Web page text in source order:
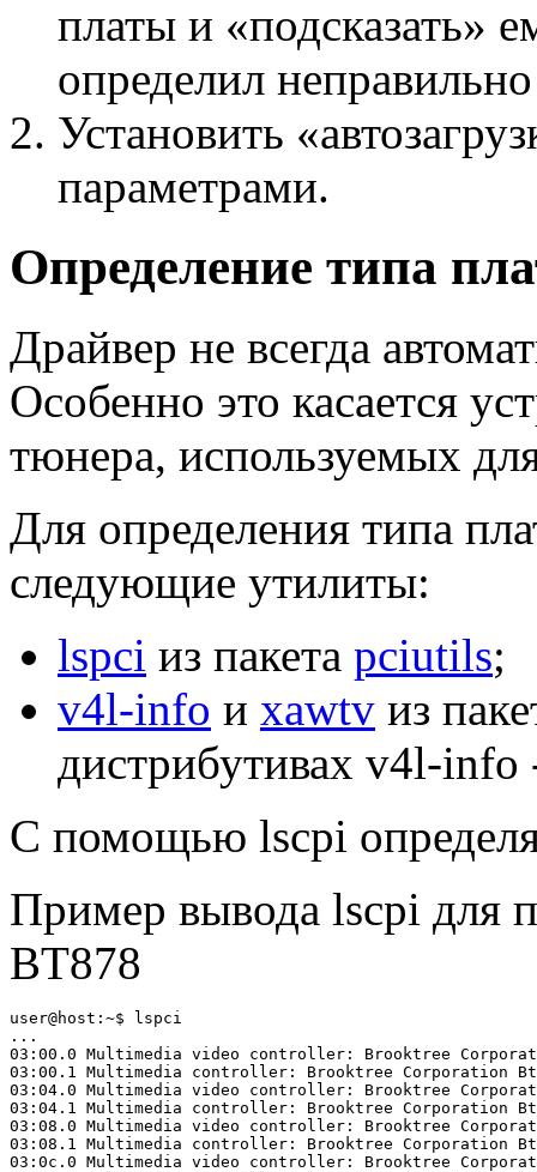
платы и «подсказать»
определил
Установить
параметрами.
Определение типа
Драйвер не всегда
Особенно это касается
тюнера, используемых
Для определения типа
следующие утилиты:
lspci из пакета pciutils;
v4l-info и xawtv из
дистрибутивах v4l-info
С помощью lscpi
Пример вывода lscpi для
BT878
user@host:~$ lspci
...
03:00.0 Multimedia video controller: Brooktree
03:00.1 Multimedia controller: Brooktree Corporation
03:04.0 Multimedia video controller: Brooktree
03:04.1 Multimedia controller: Brooktree Corporation
03:08.0 Multimedia video controller: Brooktree
03:08.1 Multimedia controller: Brooktree Corporation
03:0c.0 Multimedia video controller: Brooktree